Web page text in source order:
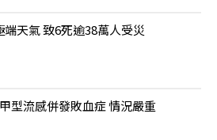
天氣 致6死逾38萬人受災
型流感併發敗血症 情況嚴重